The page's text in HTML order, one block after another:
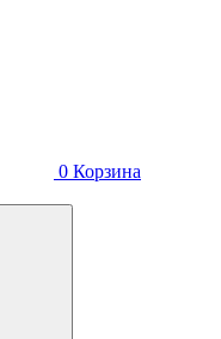
0 Корзина